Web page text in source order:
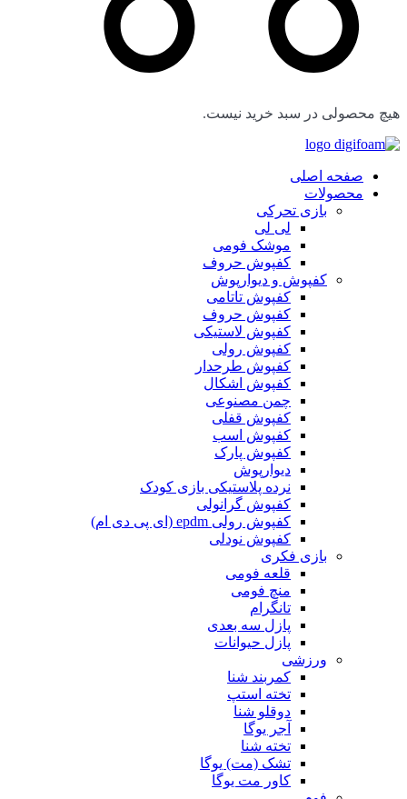
هیچ محصولی در سبد خرید نیست.
صفحه اصلی
محصولات
بازی تحرکی
لی لی
موشک فومی
کفپوش حروف
کفپوش و دیوارپوش
کفپوش تاتامی
کفپوش حروف
کفپوش لاستیکی
کفپوش رولی
کفپوش طرحدار
کفپوش اشکال
چمن مصنوعی
کفپوش قفلی
کفپوش اسب
کفپوش پارک
دیوارپوش
نرده پلاستیکی بازی کودک
کفپوش گرانولی
کفپوش رولی epdm (ای پی دی ام)
کفپوش نودلی
بازی فکری
قلعه فومی
منچ فومی
تانگرام
پازل سه بعدی
پازل حیوانات
ورزشی
کمربند شنا
تخته استپ
دوقلو شنا
آجر یوگا
تخته شنا
تشک (مت) یوگا
کاور مت یوگا